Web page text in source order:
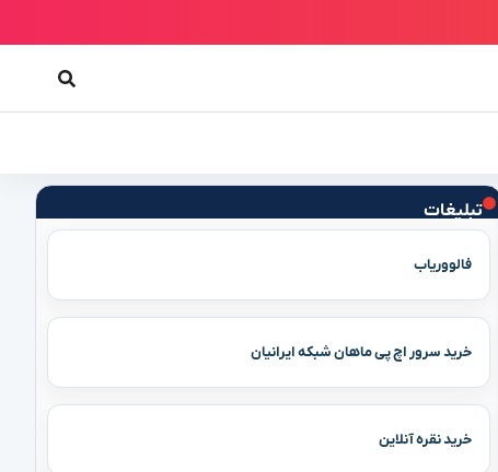
تبلیغات
فالووریاب
خرید سرور اچ پی ماهان شبکه ایرانیان
خرید نقره آنلاین